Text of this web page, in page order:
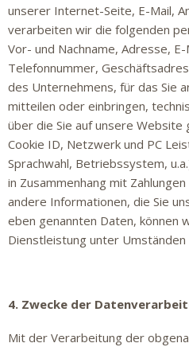
unserer Internet-Seite, E-Mail,
verarbeiten wir die folgenden
Vor- und Nachname, Adresse,
Telefonnummer,
des Unternehmens, für das Sie
mitteilen oder einbringen,
über die Sie auf unsere Website
Cookie ID, Netzwerk und PC
Sprachwahl, Betriebssystem,
in Zusammenhang mit
andere Informationen, die Sie
eben genannten Daten, können
Dienstleistung unter Umständen
4. Zwecke der
Mit der Verarbeitung der